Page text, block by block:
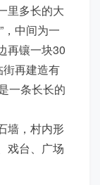
里多长的大
，中间为一
再镶一块30
街再建造有
一条长长的
墙，村内形
戏台、广场